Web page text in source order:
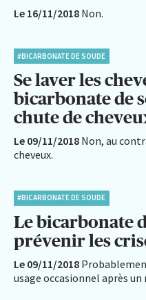
Le 16/11/2018 Non.
#BICARBONATE DE SOUDE
Se laver les
bicarbonate de
chute de
Le 09/11/2018 Non, au
cheveux.
#BICARBONATE DE SOUDE
Le bicarbonate
prévenir les
Le 09/11/2018
usage occasionnel après